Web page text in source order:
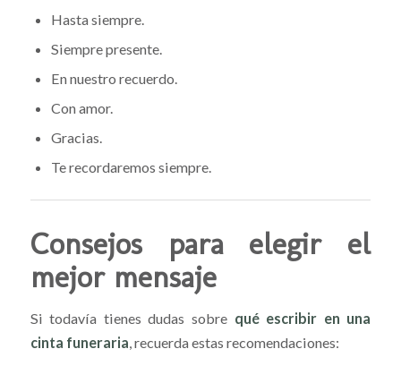
Hasta siempre.
Siempre presente.
En nuestro recuerdo.
Con amor.
Gracias.
Te recordaremos siempre.
Consejos para elegir el
mejor mensaje
Si todavía tienes dudas sobre qué escribir en una
cinta funeraria, recuerda estas recomendaciones: